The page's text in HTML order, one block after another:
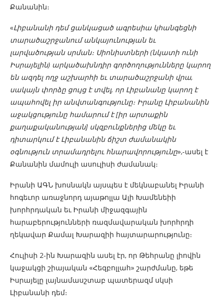
Քանանին։
«Լիբանանի դեմ ցանկացած ագրեսիա կհանգեցնի
տարածաշրջանում անկայունության եւ
լարվածության սրման։ Սիոնիստների (նկատի ունի
Իսրայելին) արկածախնդիր գործողությունները կարող
են ազդել ողջ աշխարհի եւ տարածաշրջանի վրա,
սակայն փորձը ցույց է տվել, որ Լիբանանը կարող է
ապահովել իր անվտանգությունը։ Իրանը Լիբանանին
աջակցությունը համարում է [իր արտաքին
քաղաքականության] սկզբունքներից մեկը եւ
դիտարկում է Լիբանանին ճիշտ ժամանակին
օգնություն տրամադրելու հնարավորությունը»,-ասել է
Քանանին մամուլի ասուլիսի ժամանակ։
Իրանի ԱԳՆ խոսնակն այսպես է մեկնաբանել Իրանի
հոգեւոր առաջնորդ այաթոլլա Ալի Խամենեիի
խորհրդական եւ Իրանի միջազգային
հարաբերությունների ռազմավարական խորհրդի
ղեկավար Քամալ Խարազիի հայտարարությունը։
Հուլիսի 2-ին Խարազին ասել էր, որ Թեհրանը լիովին
կաջակցի շիայական «Հեզբոլլահ» շարժմանը, եթե
Իսրայելը լայնամասշտաբ պատերազմ սկսի
Լիբանանի դեմ։